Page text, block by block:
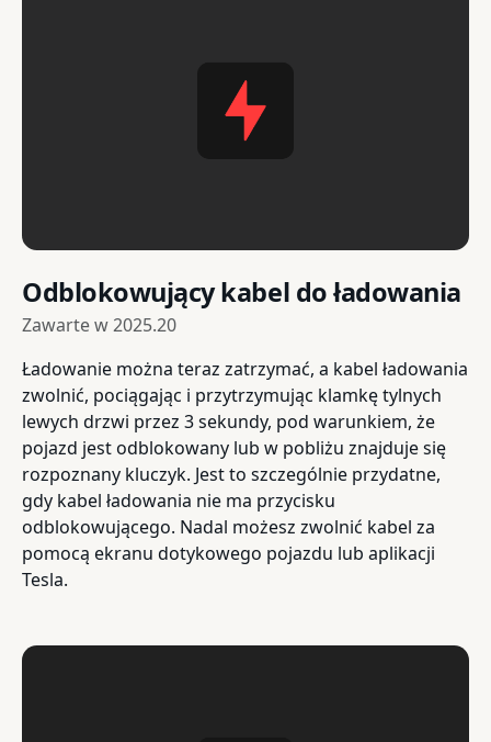
Odblokowujący kabel do ładowania
Zawarte w2025.20
Ładowanie można teraz zatrzymać, a kabel ładowania
zwolnić, pociągając i przytrzymując klamkę tylnych
lewych drzwi przez 3 sekundy, pod warunkiem, że
pojazd jest odblokowany lub w pobliżu znajduje się
rozpoznany kluczyk. Jest to szczególnie przydatne,
gdy kabel ładowania nie ma przycisku
odblokowującego. Nadal możesz zwolnić kabel za
pomocą ekranu dotykowego pojazdu lub aplikacji
Tesla.